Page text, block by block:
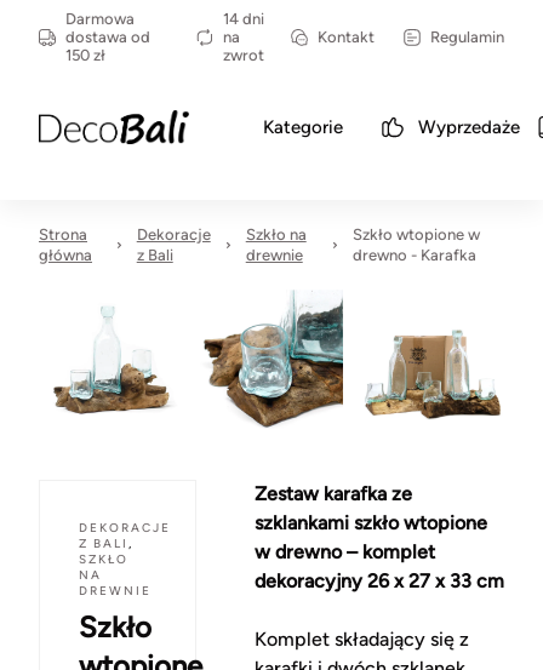
Darmowa
dostawa od
150 zł
14 dni
na
zwrot
Kontakt Regulamin
Kategorie Wyprzedaże
Strona
główna
Dekoracje
z Bali
Szkło na
drewnie
Szkło wtopione w
drewno - Karafka
DEKORACJE
Z BALI ,
SZKŁO
NA
DREWNIE
Szkło
Zestaw karafka ze
szklankami szkło wtopione
w drewno – komplet
dekoracyjny 26 x 27 x 33 cm
Komplet składający się z